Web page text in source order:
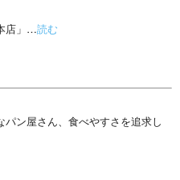
店」…読む
ン屋さん、食べやすさを追求し